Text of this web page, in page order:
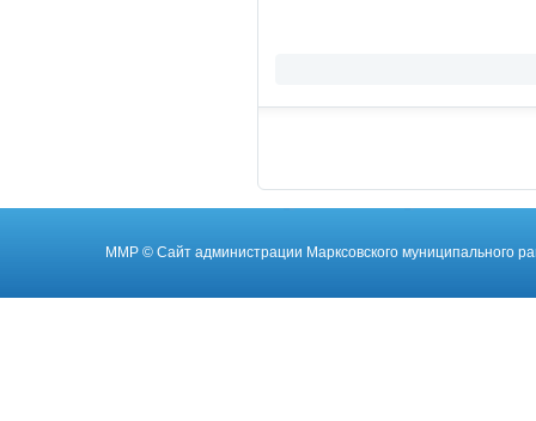
ММР © Cайт администрации Марксовского муниципального